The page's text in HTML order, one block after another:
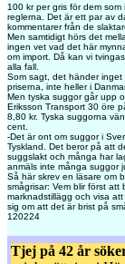
100 kr per gris för dem som
reglerna. Det är ett par av
kommentarer från de
Men samtidigt hörs det
ingen vet vad det här
om import. Då kan vi
alla fall.
Som sagt, det händer inget
priserna, inte heller i
Men tyska suggor går upp
Eriksson Transport 30 öre
8,80 kr. Tyska suggorna
cent.
-Det är ont om suggor i
Tyskland. Det beror på att
suggslakt och många har
anmäls inte många suggor
Så här skrev en läsare om
smågrisar: Vem blir först att
marknadstillägg och visa
sig om att det är brist på
120224
Tjej på 42 år